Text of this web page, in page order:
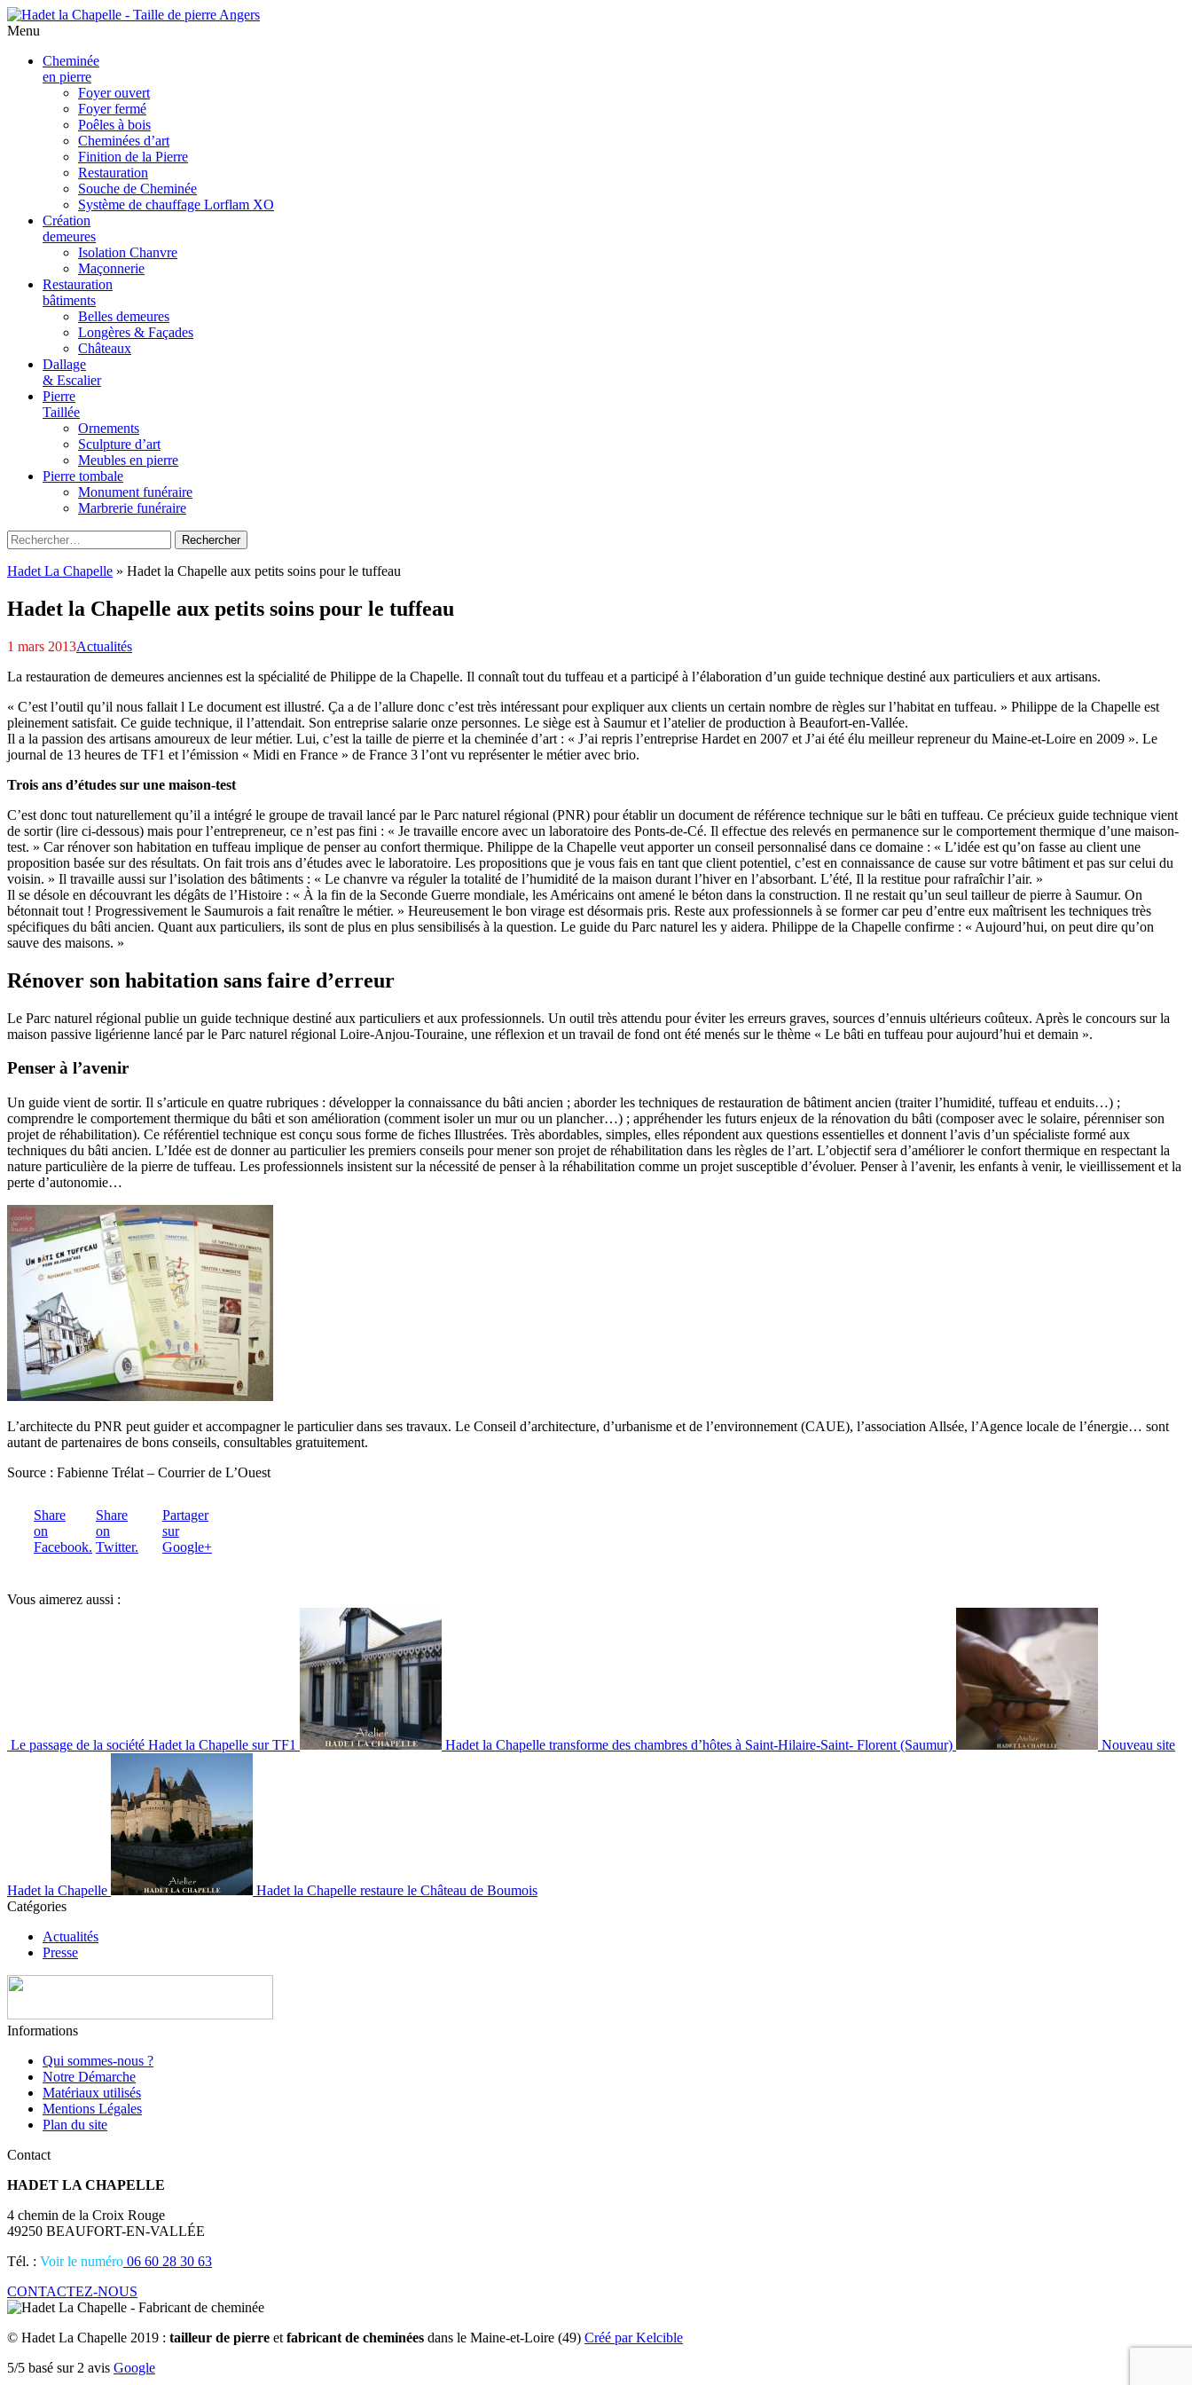
Menu
contenu
Cheminée
en pierre
Foyer ouvert
Foyer fermé
Poêles à bois
Cheminées d’art
Finition de la Pierre
Restauration
Souche de Cheminée
Système de chauffage Lorflam XO
Création
demeures
Isolation Chanvre
Maçonnerie
Restauration
bâtiments
Belles demeures
Longères & Façades
Châteaux
Dallage
& Escalier
Pierre
Taillée
Ornements
Sculpture d’art
Meubles en pierre
Pierre tombale
Monument funéraire
Marbrerie funéraire
Rechercher :
Hadet La Chapelle » Hadet la Chapelle aux petits soins pour le tuffeau
Hadet la Chapelle aux petits soins pour le tuffeau
1 mars 2013Actualités
La restauration de demeures anciennes est la spécialité de Philippe de la Chapelle. Il connaît tout du tuffeau et a participé à l’élaboration d’un guide technique destiné aux particuliers et aux artisans.
« C’est l’outil qu’il nous fallait l Le document est illustré. Ça a de l’allure donc c’est très intéressant pour expliquer aux clients un certain nombre de règles sur l’habitat en tuffeau. » Philippe de la Chapelle est
pleinement satisfait. Ce guide technique, il l’attendait. Son entreprise salarie onze personnes. Le siège est à Saumur et l’atelier de production à Beaufort-en-Vallée.
Il a la passion des artisans amoureux de leur métier. Lui, c’est la taille de pierre et la cheminée d’art : « J’ai repris l’entreprise Hardet en 2007 et J’ai été élu meilleur repreneur du Maine-et-Loire en 2009 ». Le
journal de 13 heures de TF1 et l’émission « Midi en France » de France 3 l’ont vu représenter le métier avec brio.
Trois ans d’études sur une maison-test
C’est donc tout naturellement qu’il a intégré le groupe de travail lancé par le Parc naturel régional (PNR) pour établir un document de référence technique sur le bâti en tuffeau. Ce précieux guide technique vient
de sortir (lire ci-dessous) mais pour l’entrepreneur, ce n’est pas fini : « Je travaille encore avec un laboratoire des Ponts-de-Cé. Il effectue des relevés en permanence sur le comportement thermique d’une maison-
test. » Car rénover son habitation en tuffeau implique de penser au confort thermique. Philippe de la Chapelle veut apporter un conseil personnalisé dans ce domaine : « L’idée est qu’on fasse au client une
proposition basée sur des résultats. On fait trois ans d’études avec le laboratoire. Les propositions que je vous fais en tant que client potentiel, c’est en connaissance de cause sur votre bâtiment et pas sur celui du
voisin. » Il travaille aussi sur l’isolation des bâtiments : « Le chanvre va réguler la totalité de l’humidité de la maison durant l’hiver en l’absorbant. L’été, Il la restitue pour rafraîchir l’air. »
Il se désole en découvrant les dégâts de l’Histoire : « À la fin de la Seconde Guerre mondiale, les Américains ont amené le béton dans la construction. Il ne restait qu’un seul tailleur de pierre à Saumur. On
bétonnait tout ! Progressivement le Saumurois a fait renaître le métier. » Heureusement le bon virage est désormais pris. Reste aux professionnels à se former car peu d’entre eux maîtrisent les techniques très
spécifiques du bâti ancien. Quant aux particuliers, ils sont de plus en plus sensibilisés à la question. Le guide du Parc naturel les y aidera. Philippe de la Chapelle confirme : « Aujourd’hui, on peut dire qu’on
sauve des maisons. »
Rénover son habitation sans faire d’erreur
Le Parc naturel régional publie un guide technique destiné aux particuliers et aux professionnels. Un outil très attendu pour éviter les erreurs graves, sources d’ennuis ultérieurs coûteux. Après le concours sur la
maison passive ligérienne lancé par le Parc naturel régional Loire-Anjou-Touraine, une réflexion et un travail de fond ont été menés sur le thème « Le bâti en tuffeau pour aujourd’hui et demain ».
Penser à l’avenir
Un guide vient de sortir. Il s’articule en quatre rubriques : développer la connaissance du bâti ancien ; aborder les techniques de restauration de bâtiment ancien (traiter l’humidité, tuffeau et enduits…) ;
comprendre le comportement thermique du bâti et son amélioration (comment isoler un mur ou un plancher…) ; appréhender les futurs enjeux de la rénovation du bâti (composer avec le solaire, pérenniser son
projet de réhabilitation). Ce référentiel technique est conçu sous forme de fiches Illustrées. Très abordables, simples, elles répondent aux questions essentielles et donnent l’avis d’un spécialiste formé aux
techniques du bâti ancien. L’Idée est de donner au particulier les premiers conseils pour mener son projet de réhabilitation dans les règles de l’art. L’objectif sera d’améliorer le confort thermique en respectant la
nature particulière de la pierre de tuffeau. Les professionnels insistent sur la nécessité de penser à la réhabilitation comme un projet susceptible d’évoluer. Penser à l’avenir, les enfants à venir, le vieillissement et la
perte d’autonomie…
L’architecte du PNR peut guider et accompagner le particulier dans ses travaux. Le Conseil d’architecture, d’urbanisme et de l’environnement (CAUE), l’association Allsée, l’Agence locale de l’énergie… sont
autant de partenaires de bons conseils, consultables gratuitement.
Source : Fabienne Trélat – Courrier de L’Ouest
Share
on
Facebook.
Share
on
Twitter.
Partager
sur
Google+
Vous aimerez aussi :
Le passage de la société Hadet la Chapelle sur TF1 Hadet la Chapelle transforme des chambres d’hôtes à Saint-Hilaire-Saint- Florent (Saumur) Nouveau site
Hadet la Chapelle
Hadet la Chapelle restaure le Château de Boumois
Catégories
Actualités
Presse
Informations
Qui sommes-nous ?
Notre Démarche
Matériaux utilisés
Mentions Légales
Plan du site
Contact
HADET LA CHAPELLE
4 chemin de la Croix Rouge
49250 BEAUFORT-EN-VALLÉE
Tél. : Voir le numéro 06 60 28 30 63
CONTACTEZ-NOUS
© Hadet La Chapelle 2019 : tailleur de pierre et fabricant de cheminées dans le Maine-et-Loire (49) Créé par Kelcible
5/5 basé sur 2 avis Google